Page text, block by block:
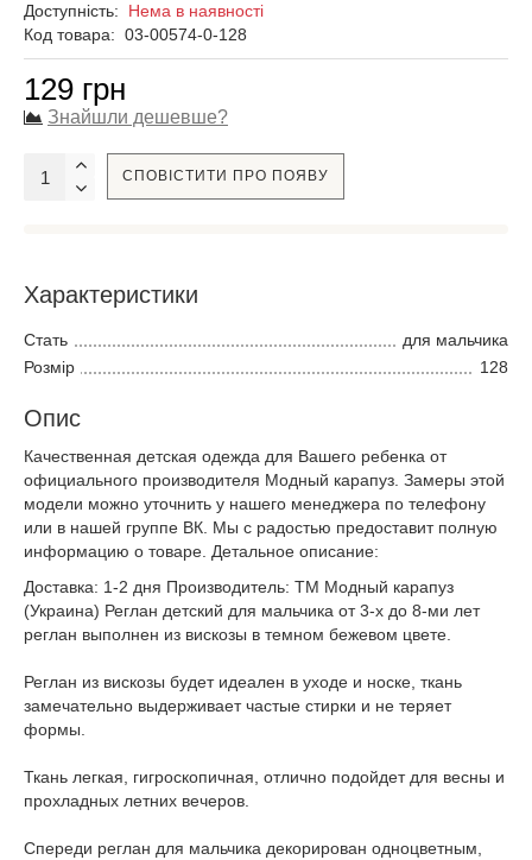
Доступність: Нема в наявності
Код товара: 03-00574-0-128
129 грн
Знайшли дешевше?
СПОВІСТИТИ ПРО ПОЯВУ
Характеристики
Стать
для мальчика
Розмір
128
Опис
Качественная детская одежда для Вашего ребенка от
официального производителя Модный карапуз. Замеры этой
модели можно уточнить у нашего менеджера по телефону
или в нашей группе ВК. Мы с радостью предоставит полную
информацию о товаре. Детальное описание:
Доставка: 1-2 дня Производитель: ТМ Модный карапуз
(Украина) Реглан детский для мальчика от 3-х до 8-ми лет
реглан выполнен из вискозы в темном бежевом цвете.
Реглан из вискозы будет идеален в уходе и носке, ткань
замечательно выдерживает частые стирки и не теряет
формы.
Ткань легкая, гигроскопичная, отлично подойдет для весны и
прохладных летних вечеров.
Спереди реглан для мальчика декорирован одноцветным,